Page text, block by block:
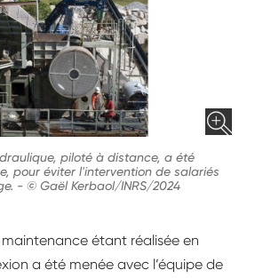
piloté à distance, a été
pour éviter l'intervention de salariés
- © Gaël Kerbaol/INRS/2024
étant réalisée en
a été menée avec l’équipe de